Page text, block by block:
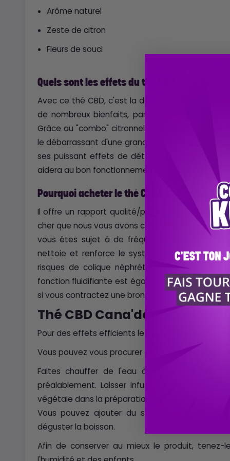
Arôme naturel
Zeste de citron
Fleurs de souci
Quels sont les effets du thé CBD Cana'détox ?
Avec ce thé CBD, c'est la détente et la
de nombreux bienfaits, par exemple il fluidifie
Grâce au "combo" citronnelle, eucalyptus, ortie
le débarrassant d'une grande partie de ses
ses puissant effets de détente physique et
aidera au bon fonctionnement des reins.
Pourquoi acheter le thé CBD Cana'détox ?
Il offre un rapport qualité/prix extrêmement
cher que nous vous avons concocté de manière
vous êtes sujet à de fréquentes coliques
nettoie et renforce le système rénal, ce qui
risques de colique néphrétique. De fait votre
fonction fluidifiante est également la bienvenue
si vous contractez une bronchite, une sinusite ou
Thé CBD Cana'détox:
Pour des effets efficients le bon dosage est: 2
Vous pouvez vous procurer des sachets à infuser
Faites chauffer de l'eau à 90° environ.
préalablement. Laisser infuser au minimum 7
végétale dans la préparation, ainsi le CBD fera
Vous pouvez ajouter du sucre si vous le
déguster la boisson.
Afin de conserver au mieux le produit, tenez-